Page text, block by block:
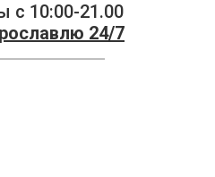
с 10:00-21.00
24/7